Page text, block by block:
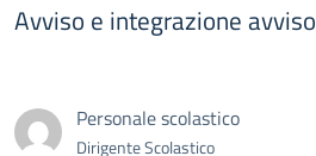
Avviso e integrazione avviso
Personale scolastico
Dirigente Scolastico